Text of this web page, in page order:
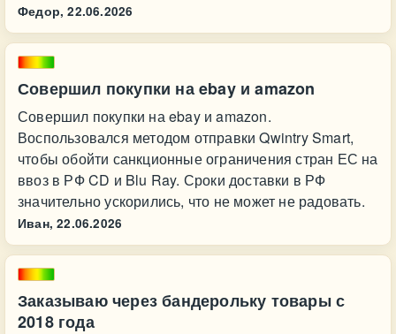
Федор, 22.06.2026
Совершил покупки на ebay и amazon
Совершил покупки на ebay и amazon.
Воспользовался методом отправки Qwintry Smart,
чтобы обойти санкционные ограничения стран ЕС на
ввоз в РФ CD и Blu Ray. Сроки доставки в РФ
значительно ускорились, что не может не радовать.
Иван, 22.06.2026
Заказываю через бандерольку товары с
2018 года